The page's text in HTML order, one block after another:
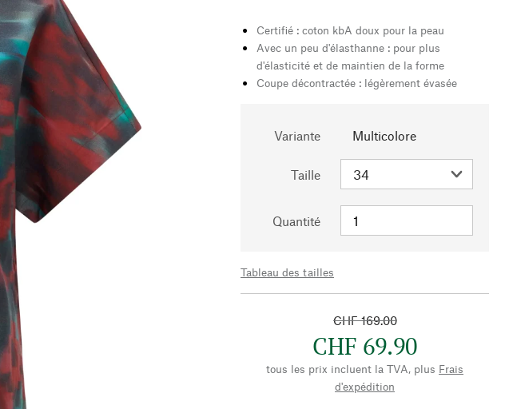
Certifié : coton kbA doux pour la peau
Avec un peu d'élasthanne : pour plus
d'élasticité et de maintien de la forme
Coupe décontractée : légèrement évasée
Variante Multicolore
Taille
Quantité
Tableau des tailles
CHF 169.00
CHF 69.90
tous les prix incluent la TVA, plus Frais
d'expédition